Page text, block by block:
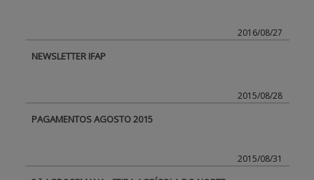
2016/08/27
NEWSLETTER IFAP
2015/08/28
PAGAMENTOS AGOSTO 2015
2015/08/31